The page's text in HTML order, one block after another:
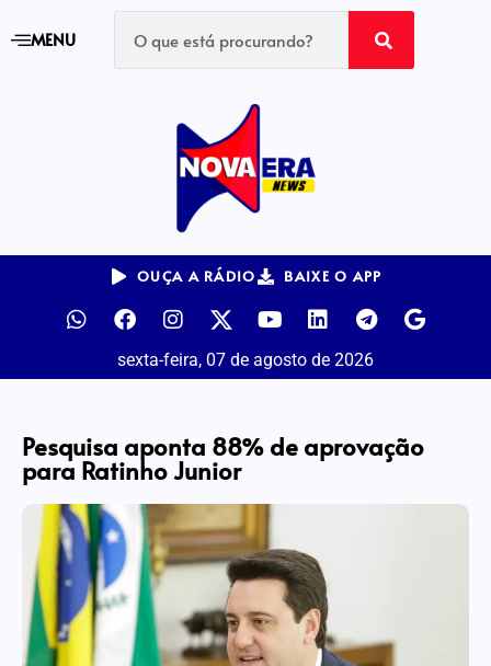
MENU
OUÇA A RÁDIO BAIXE O APP
sexta-feira, 07 de agosto de 2026
Pesquisa aponta 88% de aprovação
para Ratinho Junior